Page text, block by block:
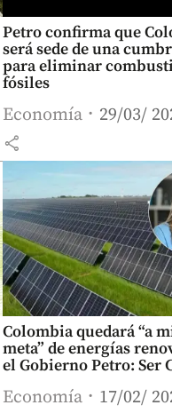
Petro confirma que
será sede de una
para eliminar
fósiles
Economía 29/03/
share
Colombia quedará “a
meta” de energías
el Gobierno Petro: Ser
Economía 17/02/